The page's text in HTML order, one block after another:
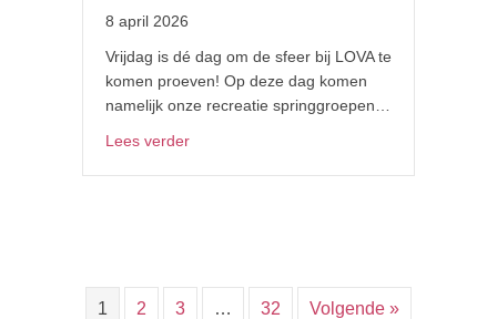
8 april 2026
Vrijdag is dé dag om de sfeer bij LOVA te
komen proeven! Op deze dag komen
namelijk onze recreatie springgroepen…
Lees verderabout Vrijdag bij LOVA: springen, lachen
1 2 3 … 32 Volgende »